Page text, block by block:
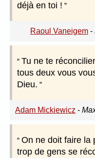
déjà en toi !
Raoul Vaneigem -
Tu ne te
tous deux vous
Dieu.
Adam Mickiewicz -
On ne doit faire la
trop de gens se